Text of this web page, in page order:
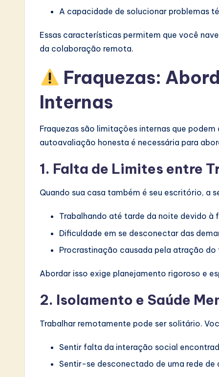
A capacidade de solucionar problemas
Essas características permitem que você
da colaboração remota.
Fraquezas:
Internas
Fraquezas são limitações internas que
autoavaliação honesta é necessária para
1. Falta de Limites entre
Quando sua casa também é seu escritório, a
Trabalhando até tarde da noite devido à
Dificuldade em se desconectar das
Procrastinação causada pela atração do
Abordar isso exige planejamento rigoroso e
2. Isolamento e Saúde
Trabalhar remotamente pode ser solitário.
Sentir falta da interação social
Sentir-se desconectado de uma rede de